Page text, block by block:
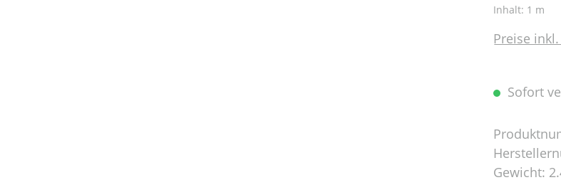
Inhalt: 1 m
Preise
Sofort
Gewicht: